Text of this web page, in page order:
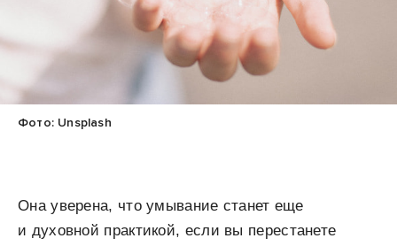
Фото: Unsplash
Она уверена, что умывание станет еще
и духовной практикой, если вы перестанете